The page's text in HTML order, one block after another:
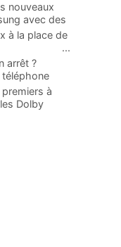
nouveaux
avec des
...
à la place de
...
arrêt ?
à
Dolby